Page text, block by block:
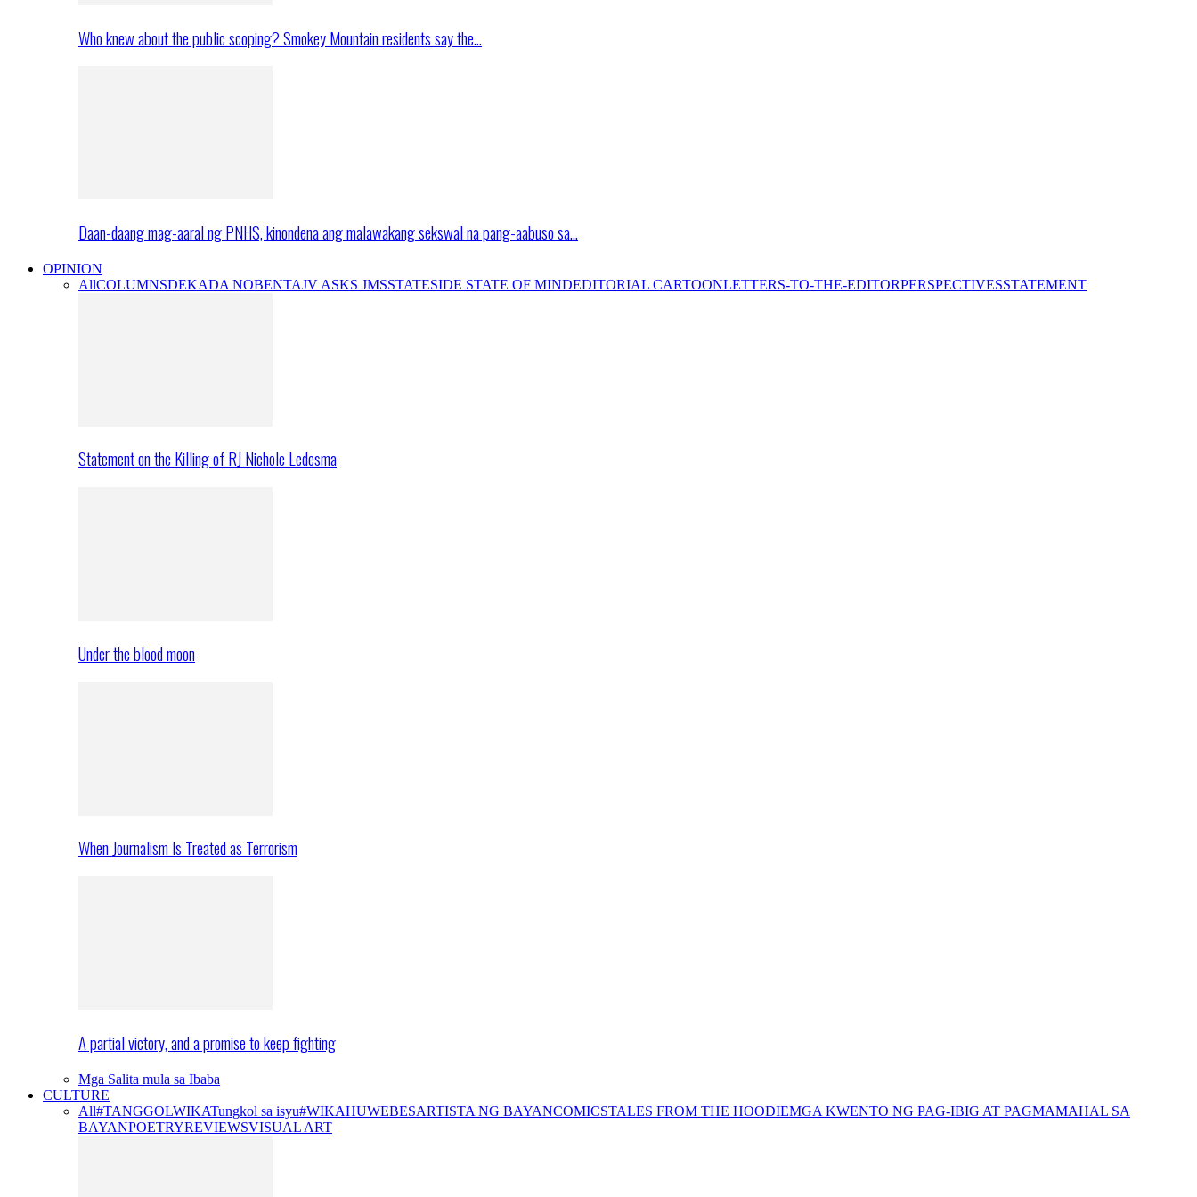
Who knew about the public scoping? Smokey Mountain residents say the…
Daan-daang mag-aaral ng PNHS, kinondena ang malawakang sekswal na pang-aabuso sa…
OPINION
AllCOLUMNSDEKADA NOBENTAJV ASKS JMSSTATESIDE STATE OF MINDEDITORIAL CARTOONLETTERS-TO-THE-EDITORPERSPECTIVESSTATEMENT
Statement on the Killing of RJ Nichole Ledesma
Under the blood moon
When Journalism Is Treated as Terrorism
A partial victory, and a promise to keep fighting
Mga Salita mula sa Ibaba
CULTURE
All#TANGGOLWIKATungkol sa isyu#WIKAHUWEBESARTISTA NG BAYANCOMICSTALES FROM THE HOODIEMGA KWENTO NG PAG-IBIG AT PAGMAMAHAL SA
BAYANPOETRYREVIEWSVISUAL ART